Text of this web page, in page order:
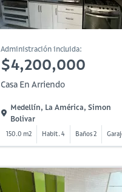
Administración incluida:
$4,200,000
Casa En Arriendo
Medellín, La América, Simon
Bolivar
150.0 m2 Habit. 4 Baños 2